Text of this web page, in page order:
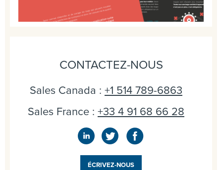
CONTACTEZ-NOUS
Sales Canada : +1 514 789-6863
Sales France : +33 4 91 68 66 28
ÉCRIVEZ-NOUS